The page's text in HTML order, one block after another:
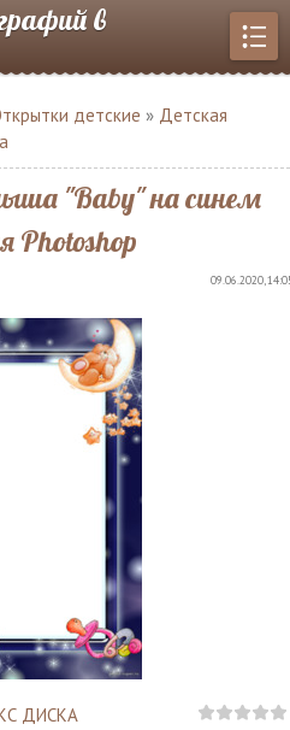
в
детские » Детская
"Baby" на синем
Photoshop
09.06.2020,
ДИСКА